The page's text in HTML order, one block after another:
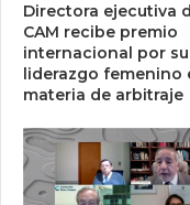
Directora ejecutiva
CAM recibe premio
internacional por su
liderazgo femenino
materia de arbitraje